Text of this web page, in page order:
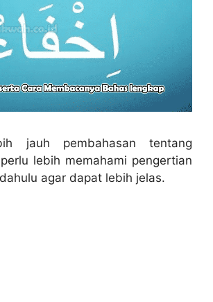
jauh pembahasan tentang
lebih memahami pengertian
agar dapat lebih jelas.